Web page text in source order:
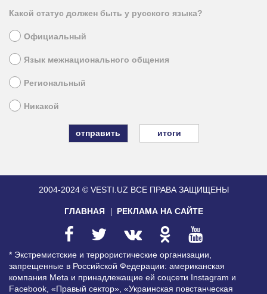
Какой статус должен быть у русского языка?
Официальный
Язык межнационального общения
Региональный
Никакой
итоги
2004-2024 © VESTI.UZ ВСЕ ПРАВА ЗАЩИЩЕНЫ
ГЛАВНАЯ РЕКЛАМА НА САЙТЕ
* Экстремистские и террористические организации,
запрещенные в Российской Федерации: американская
компания Meta и принадлежащие ей соцсети Instagram и
Facebook, «Правый сектор», «Украинская повстанческая